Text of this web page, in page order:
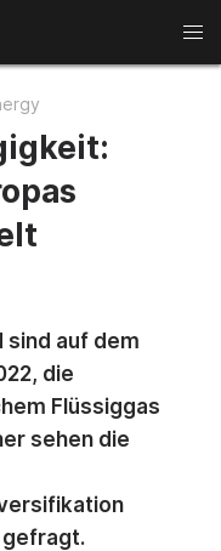
Rohstoffwochen
Minenaktien
Interviews
sind auf dem
die
Flüssiggas
sehen die